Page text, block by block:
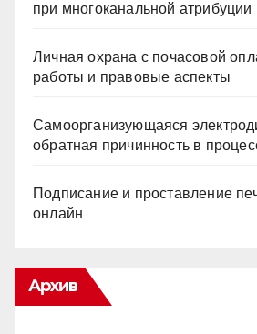
при многоканальной атрибуции
Личная охрана с почасовой
работы и правовые аспекты
Самоорганизующаяся
обратная причинность в
Подписание и проставление
онлайн
Архив